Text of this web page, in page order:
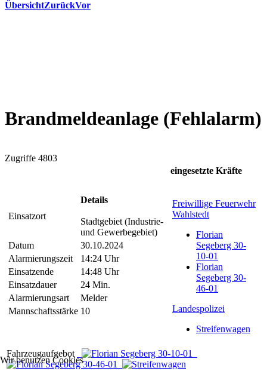
ÜbersichtZurückVor
Brandmeldeanlage (Fehlalarm)
Zugriffe 4803
Einsatzort
Details
Stadtgebiet (Industrie-
und Gewerbegebiet)
Datum
30.10.2024
Alarmierungszeit
14:24 Uhr
Einsatzende
14:48 Uhr
Einsatzdauer
24 Min.
Alarmierungsart
Melder
Mannschaftsstärke 10
eingesetzte Kräfte
Freiwillige Feuerwehr
Wahlstedt
Florian
Segeberg 30-
10-01
Florian
Segeberg 30-
46-01
Landespolizei
Streifenwagen
Fahrzeugaufgebot
Wir benutzen Cookies